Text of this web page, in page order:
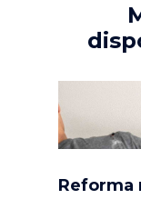
Reforma